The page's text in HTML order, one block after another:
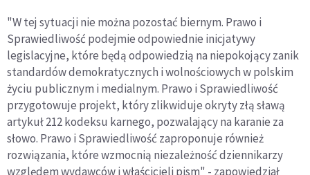
"W tej sytuacji nie można pozostać biernym. Prawo i
Sprawiedliwość podejmie odpowiednie inicjatywy
legislacyjne, które będą odpowiedzią na niepokojący zanik
standardów demokratycznych i wolnościowych w polskim
życiu publicznym i medialnym. Prawo i Sprawiedliwość
przygotowuje projekt, który zlikwiduje okryty złą sławą
artykuł 212 kodeksu karnego, pozwalający na karanie za
słowo. Prawo i Sprawiedliwość zaproponuje również
rozwiązania, które wzmocnią niezależność dziennikarzy
względem wydawców i właścicieli pism" - zapowiedział